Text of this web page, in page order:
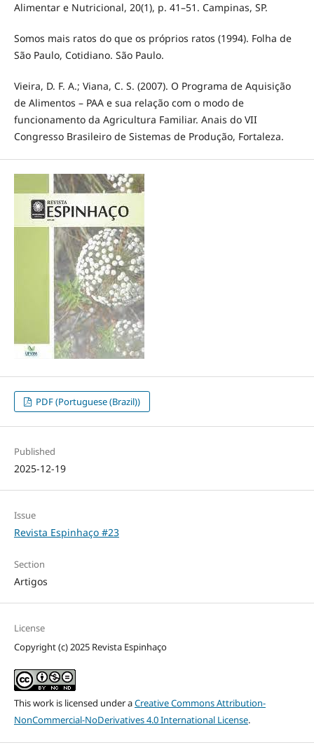
Alimentar e Nutricional, 20(1), p. 41–51. Campinas, SP.
Somos mais ratos do que os próprios ratos (1994). Folha de
São Paulo, Cotidiano. São Paulo.
Vieira, D. F. A.; Viana, C. S. (2007). O Programa de Aquisição
de Alimentos – PAA e sua relação com o modo de
funcionamento da Agricultura Familiar. Anais do VII
Congresso Brasileiro de Sistemas de Produção, Fortaleza.
PDF (Portuguese (Brazil))
Published
2025-12-19
Issue
Revista Espinhaço #23
Section
Artigos
License
Copyright (c) 2025 Revista Espinhaço
This work is licensed under aCreative Commons Attribution-
NonCommercial-NoDerivatives 4.0 International License.